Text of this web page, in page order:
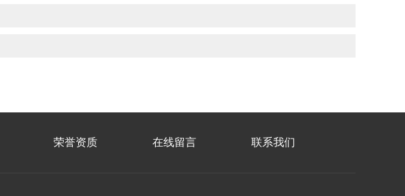
荣誉资质 在线留言 联系我们